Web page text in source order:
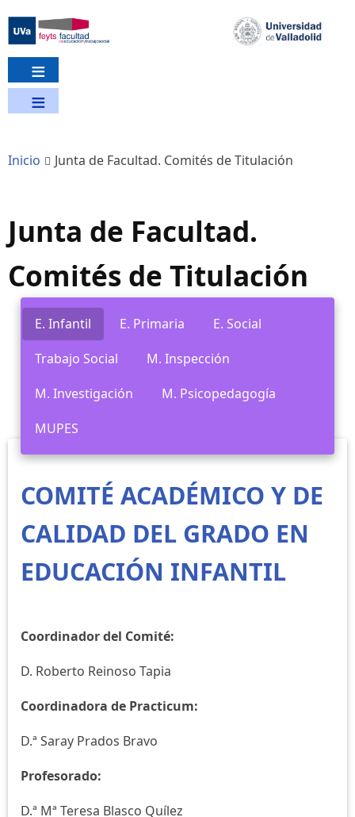
contenido
principal
Inicio Junta de Facultad. Comités de Titulación
Junta de Facultad.
Comités de Titulación
E. Infantil E. Primaria
E. Social
Trabajo Social
M. Inspección
M. Investigación
M. Psicopedagogía
MUPES
COMITÉ ACADÉMICO Y DE
CALIDAD DEL GRADO EN
EDUCACIÓN INFANTIL
Coordinador del Comité:
D. Roberto Reinoso Tapia
Coordinadora de Practicum:
D.ª Saray Prados Bravo
Profesorado:
D.ª Mª Teresa Blasco Quílez